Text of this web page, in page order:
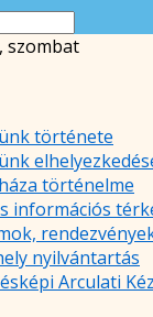
szombat
története
történelme
információs
nyilvántartás
Arculati